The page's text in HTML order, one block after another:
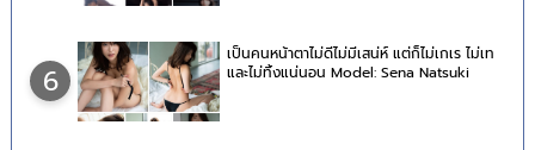
6
เป็นคนหน้าตาไม่ดีไม่มีเสน่ห์ แต่ก็ไม่เกเร ไม่เท
และไม่ทิ้งแน่นอน Model: Sena Natsuki